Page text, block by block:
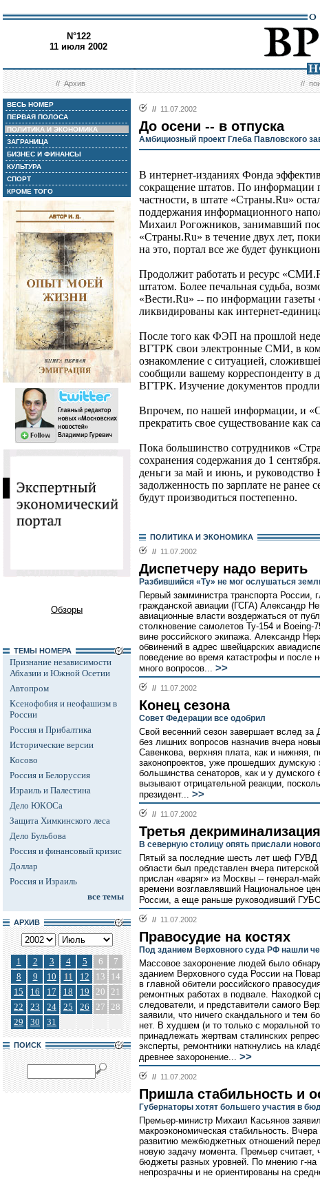
N°122
11 июля 2002
//Архив //
ВЕСЬ НОМЕР
ПЕРВАЯ ПОЛОСА
ПОЛИТИКА И ЭКОНОМИКА
ЗАГРАНИЦА
БИЗНЕС И ФИНАНСЫ
КУЛЬТУРА
СПОРТ
КРОМЕ ТОГО
Обзоры
ТЕМЫ НОМЕРА
Признание независимости
Абхазии и Южной Осетии
Автопром
Ксенофобия и неофашизм в
России
Россия и Прибалтика
Исторические версии
Косово
Россия и Белоруссия
Израиль и Палестина
Дело ЮКОСа
Защита Химкинского леса
Дело Бульбова
Россия и финансовый кризис
Доллар
Россия и Израиль
все темы
АРХИВ
1 2 3 4 5 6
7
8
9 10 11 12 13
14
15
16 17 18 19 20 21
22
23 24 25 26 27 28
29
30 31
ПОИСК
// 11.07.2002
До осени -- в отпуска
Амбициозный проект Глеба Павловского
В интернет-изданиях Фонда
сокращение штатов. По информации
частности, в штате «Страны.Ru»
поддержания информационного
Михаил Рогожников, занимавший
«Страны.Ru» в течение двух лет,
на это, портал все же будет
Продолжит работать и ресурс
штатом. Более печальная судьба,
«Вести.Ru» -- по информации
ликвидированы как интернет-
После того как ФЭП на прошлой
ВГТРК свои электронные СМИ, в
ознакомление с ситуацией,
сообщили вашему корреспонденту в
ВГТРК. Изучение документов
Впрочем, по нашей информации, и
прекратить свое существование как
Пока большинство сотрудников
сохранения содержания до 1
деньги за май и июнь, и
задолженность по зарплате не ранее
будут производиться постепенно.
ПОЛИТИКА И ЭКОНОМИКА
// 11.07.2002
Диспетчеру надо верить
Разбившийся «Ту» не мог ослушаться
Первый замминистра транспорта России,
гражданской авиации (ГСГА) Александр
авиационные власти воздержаться от
столкновение самолетов Ту-154 и
вине российского экипажа. Александр
обвинений в адрес швейцарских
поведение во время катастрофы и после
много вопросов... >>
// 11.07.2002
Конец сезона
Совет Федерации все одобрил
Свой весенний сезон завершает вслед
без лишних вопросов назначив вчера
Савенкова, верхняя плата, как и нижняя,
законопроектов, уже прошедших думскую
большинства сенаторов, как и у думского
вызывают отрицательной реакции,
президент... >>
// 11.07.2002
Третья
В северную столицу опять прислали
Пятый за последние шесть лет шеф ГУВД
области был представлен вчера
прислан «варяг» из Москвы -- генерал-
времени возглавлявший Национальное
России, а еще раньше руководивший
// 11.07.2002
Правосудие на костях
Под зданием Верховного суда РФ нашли
Массовое захоронение людей было
зданием Верховного суда России на
в главной обители российского
ремонтных работах в подвале. Находкой
следователи, и представители самого
заявили, что ничего скандального и тем
нет. В худшем (и то только с моральной
принадлежать жертвам сталинских
эксперты, ремонтники наткнулись на
древнее захоронение... >>
// 11.07.2002
Пришла стабильность и
Губернаторы хотят большего участия в
Премьер-министр Михаил Касьянов
макроэкономическая стабильность.
развитию межбюджетных отношений
новую задачу момента. Премьер считает,
бюджеты разных уровней. По мнению г-
непрозрачны и не ориентированы на